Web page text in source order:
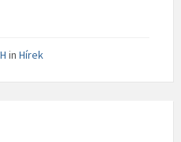
in Hírek